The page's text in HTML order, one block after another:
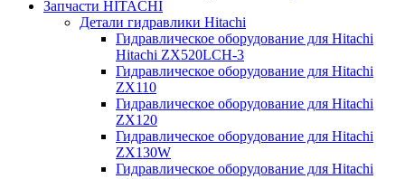
Запчасти HITACHI
Детали гидравлики Hitachi
Гидравлическое оборудование для Hitachi
Hitachi ZX520LCH-3
Гидравлическое оборудование для Hitachi
ZX110
Гидравлическое оборудование для Hitachi
ZX120
Гидравлическое оборудование для Hitachi
ZX130W
Гидравлическое оборудование для Hitachi